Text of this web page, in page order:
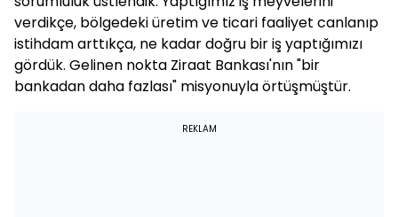
verdikçe, bölgedeki üretim ve ticari faaliyet canlanıp
istihdam arttıkça, ne kadar doğru bir iş yaptığımızı
gördük. Gelinen nokta Ziraat Bankası'nın "bir
bankadan daha fazlası" misyonuyla örtüşmüştür.
REKLAM